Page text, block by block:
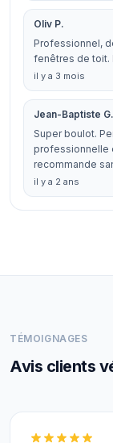
Oliv P.
Professionnel,
fenêtres de toit.
il y a 3 mois
Jean-Baptiste G.
Super boulot.
professionnelle
recommande
il y a 2 ans
TÉMOIGNAGES
Avis clients